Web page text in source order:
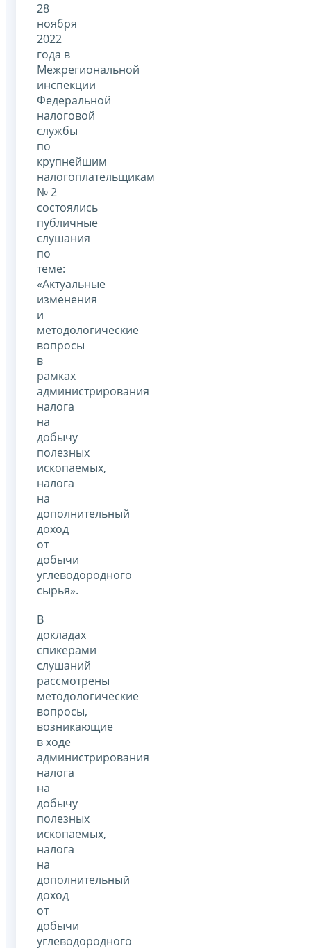
28
ноября
2022
года в
Межрегиональной
инспекции
Федеральной
налоговой
службы
по
крупнейшим
налогоплательщикам
№ 2
состоялись
публичные
слушания
по
теме:
«Актуальные
изменения
и
методологические
вопросы
в
рамках
администрирования
налога
на
добычу
полезных
ископаемых,
налога
на
дополнительный
доход
от
добычи
углеводородного
сырья».
В
докладах
спикерами
слушаний
рассмотрены
методологические
вопросы,
возникающие
в ходе
администрирования
налога
на
добычу
полезных
ископаемых,
налога
на
дополнительный
доход
от
добычи
углеводородного